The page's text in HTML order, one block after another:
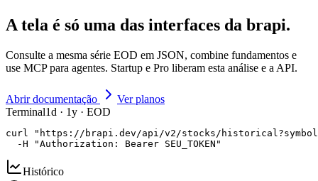
A tela é só uma das interfaces da brapi.
Consulte a mesma série EOD em JSON, combine fundamentos e
use MCP para agentes. Startup e Pro liberam esta análise e a API.
Abrir documentação
Ver planos
Terminal1d · 1y · EOD
curl "https://brapi.dev/api/v2/stocks/
  -H "Authorization: Bearer SEU_TOKEN"
Histórico